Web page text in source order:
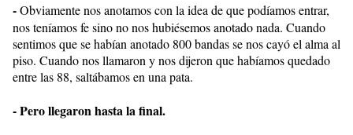
-Obviamente nos anotamos con la idea de que podíamos entrar,
nos teníamos fe sino no nos hubiésemos anotado nada. Cuando
sentimos que se habían anotado 800 bandas se nos cayó el alma al
piso. Cuando nos llamaron y nos dijeron que habíamos quedado
entre las 88, saltábamos en una pata.
- Pero llegaron hasta la final.